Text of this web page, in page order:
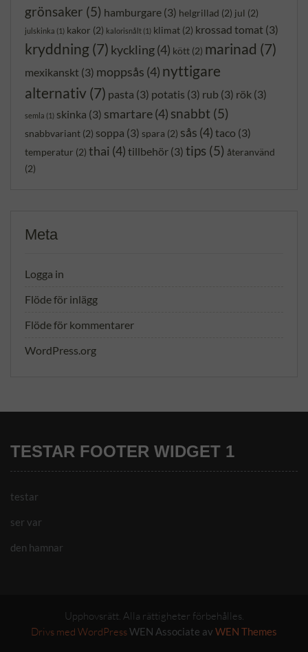
grönsaker (5) hamburgare (3) helgrillad (2) jul (2)
julskinka (1) kakor (2) kalorisnålt (1) klimat (2) krossad tomat (3)
kryddning(7) kyckling(4) kött (2) marinad (7)
mexikanskt (3) moppsås (4) nyttigare
alternativ(7) pasta (3) potatis (3) rub (3) rök (3)
semla (1) skinka (3) smartare(4) snabbt (5)
snabbvariant (2) soppa (3) spara (2) sås (4) taco (3)
temperatur (2) thai (4) tillbehör (3) tips (5) återanvänd
(2)
Meta
Logga in
Flöde för inlägg
Flöde för kommentarer
WordPress.org
TESTAR FOOTER WIDGET 1
testar
ser var
den hamnar
Upphovsrätt. Alla rättigheter förbehålles.
Drivs med WordPressWEN Associate av WEN Themes